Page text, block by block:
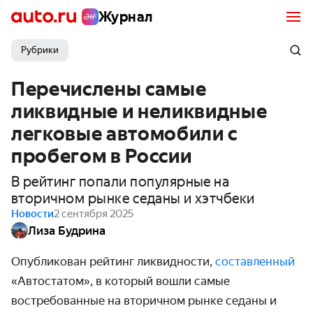
Журнал
Рубрики
Перечислены самые
ликвидные и неликвидные
легковые автомобили с
пробегом в России
В рейтинг попали популярные на
вторичном рынке седаны и хэтчбеки
Новости2 сентября 2025
Лиза Будрина
Опубликован рейтинг ликвидности, составленный
«Автостатом», в который вошли самые
востребованные на вторичном рынке седаны и